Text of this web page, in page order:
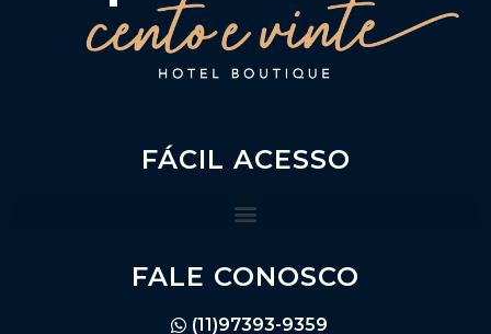
FÁCIL ACESSO
FALE CONOSCO
(11)97393-9359